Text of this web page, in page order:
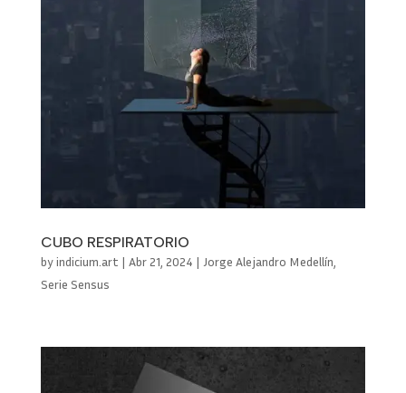
CUBO RESPIRATORIO
byindicium.art | Abr 21, 2024 | Jorge Alejandro Medellín
Serie Sensus